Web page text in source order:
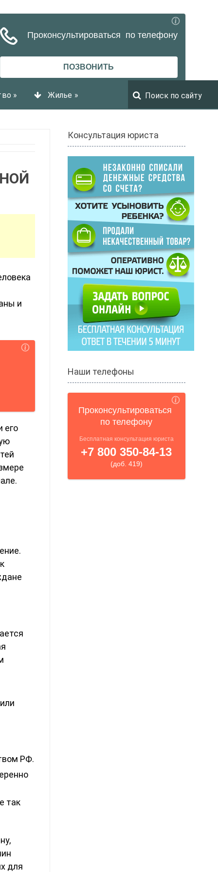
» Жилье »
и
его
РФ.
так
для
Консультация юриста
Наши телефоны